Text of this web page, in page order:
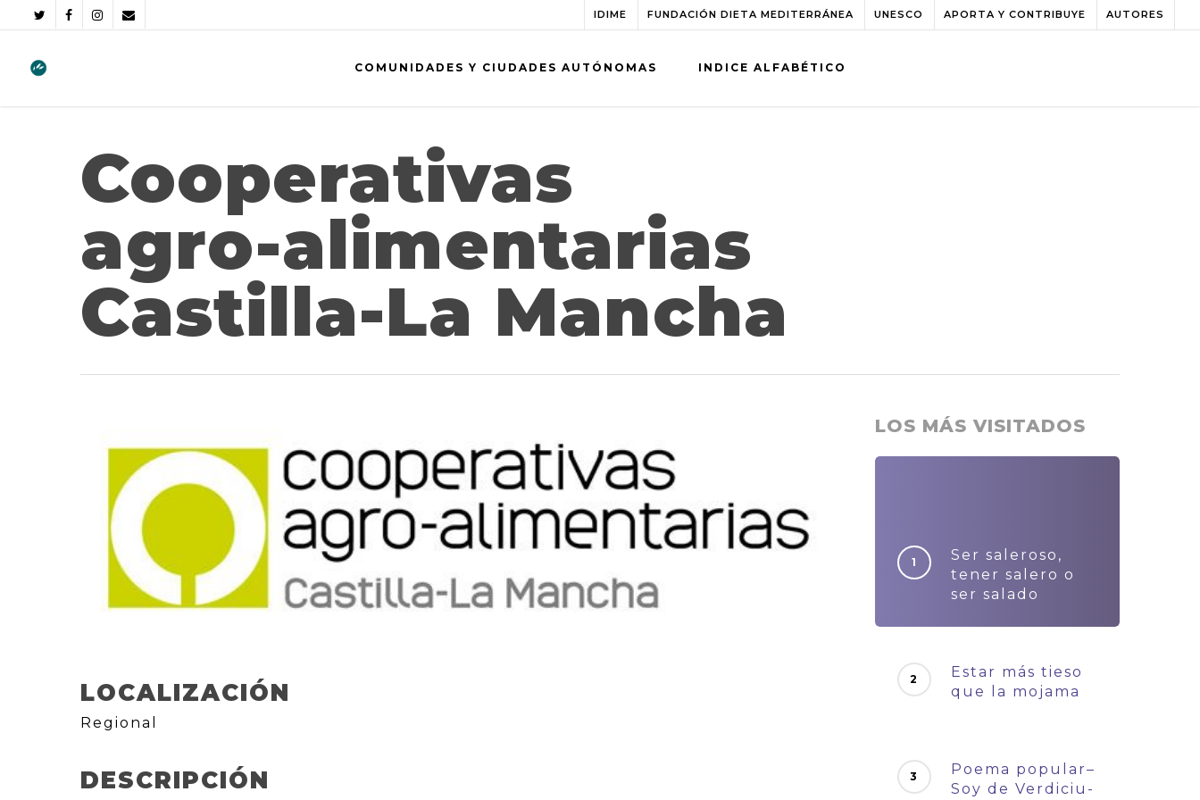
IDIME FUNDACIÓN DIETA MEDITERRÁNEA UNESCO APORTA Y CONTRIBUYE AUTORES
COMUNIDADES Y CIUDADES AUTÓNOMAS INDICE ALFABÉTICO
Cooperativas
agro-alimentarias
Castilla-La Mancha
LOCALIZACIÓN
Regional
DESCRIPCIÓN
LOS MÁS VISITADOS
Ser saleroso,
tener salero o
ser salado
Estar más tieso
que la mojama
Poema popular–
Soy de Verdiciu-